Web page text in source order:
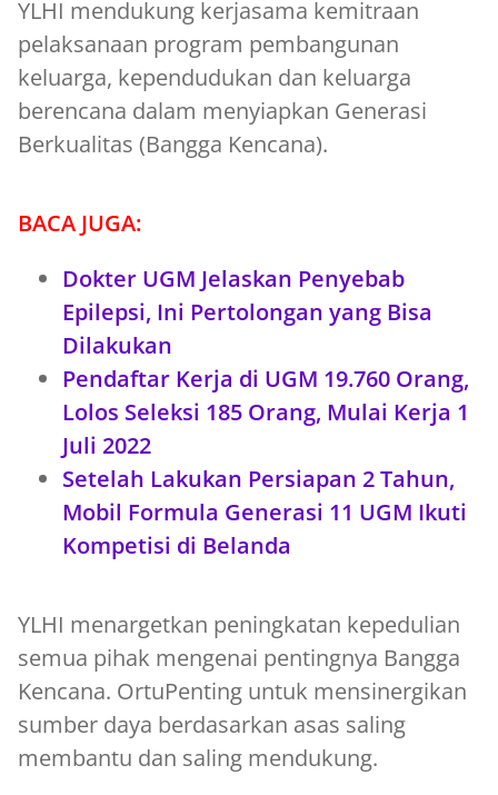
YLHI mendukung kerjasama kemitraan
pelaksanaan program pembangunan
keluarga, kependudukan dan keluarga
berencana dalam menyiapkan Generasi
Berkualitas (Bangga Kencana).
BACA JUGA:
Dokter UGM Jelaskan Penyebab
Epilepsi, Ini Pertolongan yang Bisa
Dilakukan
Pendaftar Kerja di UGM 19.760 Orang,
Lolos Seleksi 185 Orang, Mulai Kerja 1
Juli 2022
Setelah Lakukan Persiapan 2 Tahun,
Mobil Formula Generasi 11 UGM Ikuti
Kompetisi di Belanda
YLHI menargetkan peningkatan kepedulian
semua pihak mengenai pentingnya Bangga
Kencana. OrtuPenting untuk mensinergikan
sumber daya berdasarkan asas saling
membantu dan saling mendukung.